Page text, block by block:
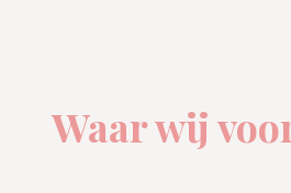
Waar wij